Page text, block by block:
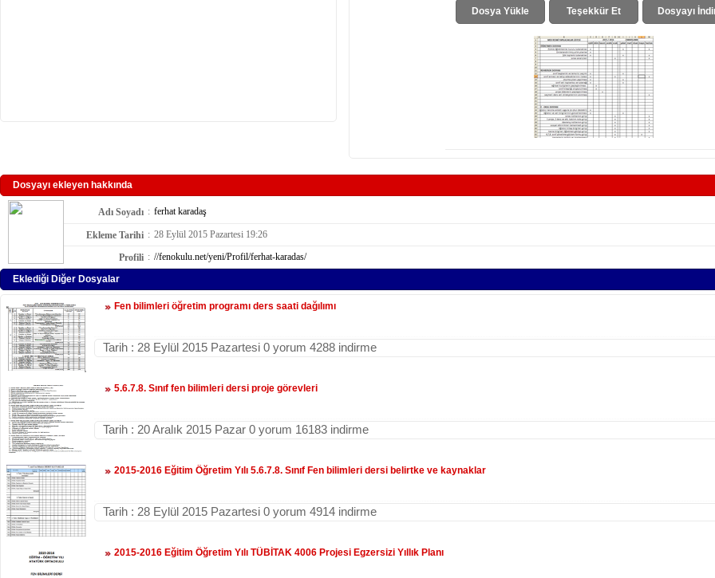
Dosya Yükle Teşekkür Et Dosyayı
Dosyayı ekleyen hakkında
Adı Soyadı : ferhat karadaş
Ekleme Tarihi : 28 Eylül 2015 Pazartesi 19:26
Profili : //fenokulu.net/yeni/Profil/ferhat-karadas/
Eklediği Diğer Dosyalar
Fen bilimleri öğretim programı ders saati dağılımı
Tarih : 28 Eylül 2015 Pazartesi 0 yorum 4288 indirme
5.6.7.8. Sınıf fen bilimleri dersi proje görevleri
Tarih : 20 Aralık 2015 Pazar 0 yorum 16183 indirme
2015-2016 Eğitim Öğretim Yılı 5.6.7.8. Sınıf Fen bilimleri dersi belirtke ve kaynaklar
Tarih : 28 Eylül 2015 Pazartesi 0 yorum 4914 indirme
2015-2016 Eğitim Öğretim Yılı TÜBİTAK 4006 Projesi Egzersizi Yıllık Planı